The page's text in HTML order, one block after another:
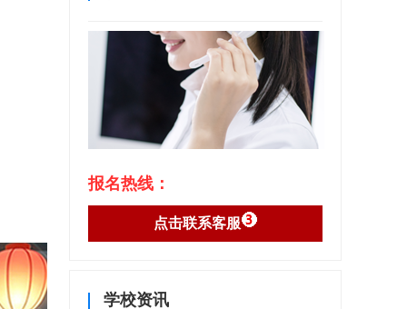
报名热线：
点击联系客服
学校资讯